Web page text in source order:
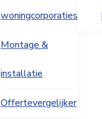
woningcorporaties
Montage &
installatie
Offertevergelijker